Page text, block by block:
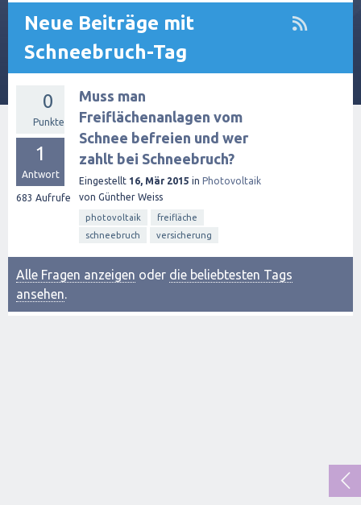
Neue Beiträge mit
Schneebruch-Tag
0
Punkte
1
Antwort
683 Aufrufe
Muss man
Freiflächenanlagen vom
Schnee befreien und wer
zahlt bei Schneebruch?
Eingestellt 16, Mär 2015 in Photovoltaik
von Günther Weiss
photovoltaik
freifläche
schneebruch
versicherung
Alle Fragen anzeigen oder die beliebtesten Tags
ansehen.